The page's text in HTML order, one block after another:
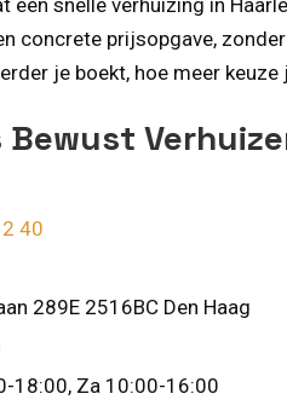
concrete prijsopgave,
je boekt, hoe meer
Bewust
40
289E 2516BC Den Haag
18:00, Za 10:00-16:00